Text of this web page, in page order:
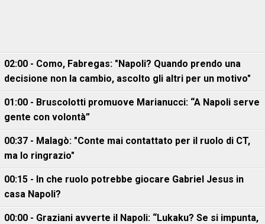
02:00 - Como, Fabregas: "Napoli? Quando prendo una
decisione non la cambio, ascolto gli altri per un motivo"
01:00 - Bruscolotti promuove Marianucci: “A Napoli serve
gente con volontà”
00:37 - Malagò: "Conte mai contattato per il ruolo di CT,
ma lo ringrazio"
00:15 - In che ruolo potrebbe giocare Gabriel Jesus in
casa Napoli?
00:00 - Graziani avverte il Napoli: “Lukaku? Se si impunta,